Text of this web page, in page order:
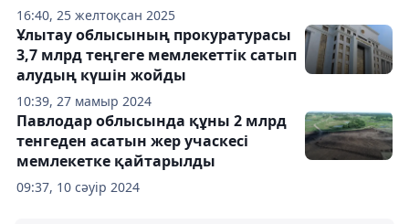
16:40, 25 желтоқсан 2025
10:39, 27 мамыр 2024
Ұлытау облысының прокуратурасы
3,7 млрд теңгеге мемлекеттік сатып
алудың күшін жойды
09:37, 10 сәуір 2024
Павлодар облысында құны 2 млрд
тенгеден асатын жер учаскесі
мемлекетке қайтарылды